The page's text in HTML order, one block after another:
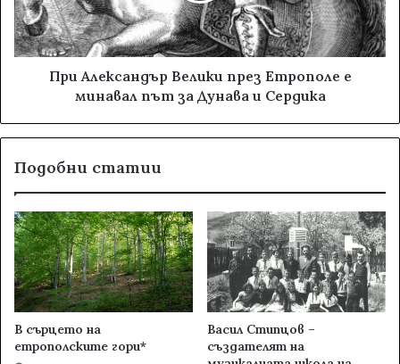
При Александър Велики през Етрополе е
минавал път за Дунава и Сердика
Подобни статии
В сърцето на
етрополските гори*
Васил Стипцов –
създателят на